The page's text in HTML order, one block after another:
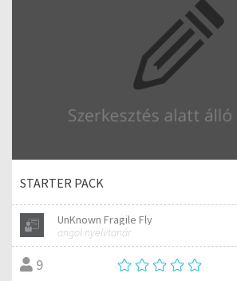
STARTER PACK
UnKnown Fragile Fly
angol nyelvtanár
9